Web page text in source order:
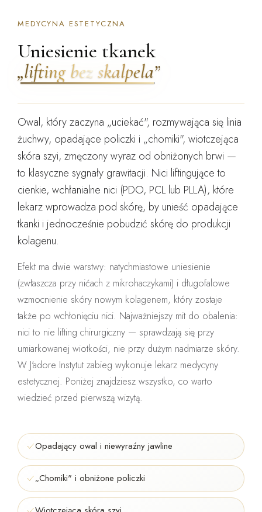
MEDYCYNA ESTETYCZNA
Uniesienie tkanek
„lifting bez skalpela”
Owal, który zaczyna „uciekać", rozmywająca się linia
żuchwy, opadające policzki i „chomiki", wiotczejąca
skóra szyi, zmęczony wyraz od obniżonych brwi —
to klasyczne sygnały grawitacji. Nici liftingujące to
cienkie,wchłanialne nici (PDO, PCL lub PLLA), które
lekarz wprowadza pod skórę, by unieść opadające
tkanki i jednocześnie pobudzić skórę do produkcji
kolagenu.
Efekt ma dwie warstwy: natychmiastowe uniesienie
(zwłaszcza przy nićach z mikrohaczykami) i długofalowe
wzmocnienie skóry nowym kolagenem, który zostaje
także po wchłonięciu nici. Najważniejszy mit do obalenia:
nici to nie lifting chirurgiczny — sprawdzają się przy
umiarkowanej wiotkości, nie przy dużym nadmiarze skóry.
W J'adore Instytut zabieg wykonuje lekarz medycyny
estetycznej. Poniżej znajdziesz wszystko, co warto
wiedzieć przed pierwszą wizytą.
Opadający owal i niewyraźny jawline
„Chomiki" i obniżone policzki